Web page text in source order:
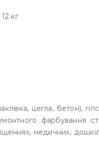
кг
цегла, бетон),
фарбування
медичних,